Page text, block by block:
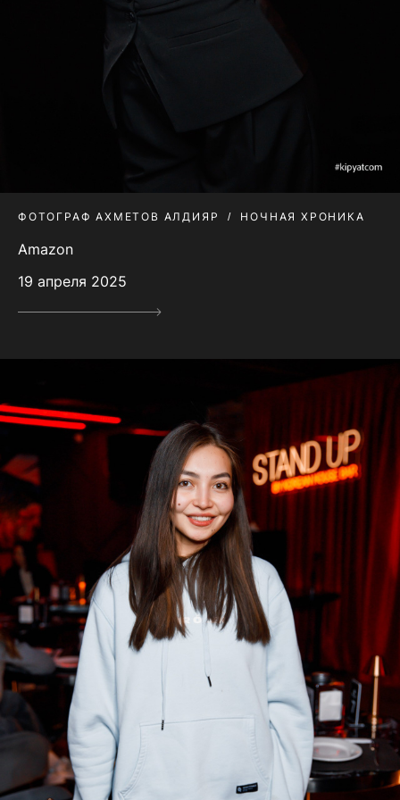
ФОТОГРАФ АХМЕТОВ АЛДИЯР НОЧНАЯ ХРОНИКА
Amazon
19 апреля 2025